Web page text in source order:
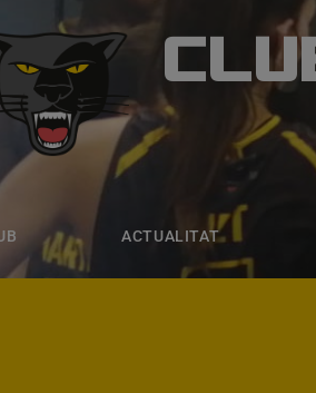
ACTUALITAT
CLUB
ACTUALITAT